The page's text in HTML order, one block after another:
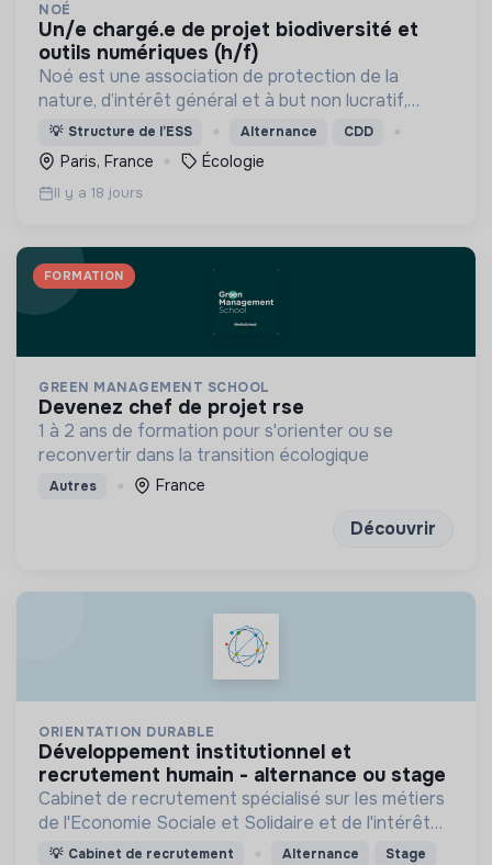
NOÉ
un/e chargé.e de projet biodiversité et
outils numériques (h/f)
Noé est une association de protection de la
nature, d’intérêt général et à but non lucratif,
créée en 2001. Elle déploie en France et à
l’international des actions de sauvegarde de la
biodiversité.
💡 Structure de l’ESS Alternance CDD
Paris, France Écologie
Il y a 18 jours
FORMATION
GREEN MANAGEMENT SCHOOL
devenez chef de projet rse
1 à 2 ans de formation pour s'orienter ou se
reconvertir dans la transition écologique
Autres France
Découvrir
ORIENTATION DURABLE
développement institutionnel et
recrutement humain - alternance ou stage
Cabinet de recrutement spécialisé sur les métiers
de l'Economie Sociale et Solidaire et de l'intérêt
général
💡 Cabinet de recrutement Alternance Stage